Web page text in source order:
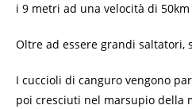
i 9 metri ad una velocità di 50km
Oltre ad essere grandi saltatori,
I cuccioli di canguro vengono
poi cresciuti nel marsupio della